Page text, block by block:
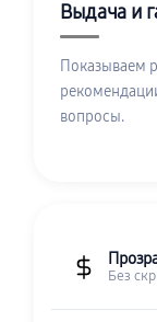
Выдача и
Показываем
вопросы.
Без